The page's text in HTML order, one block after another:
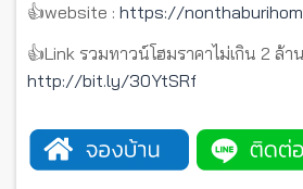
👍website : https://
👍Link รวมทาวน์โฮมราคาไม่เกิน 2 ล้า
http://bit.ly/30YtSRf